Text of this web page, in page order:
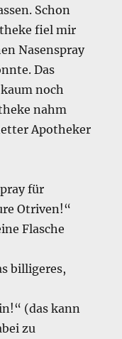
Schon
fiel mir
Nasenspray
Das
noch
nahm
Apotheker
für
Otriven!“
Flasche
billigeres,
(das kann
zu